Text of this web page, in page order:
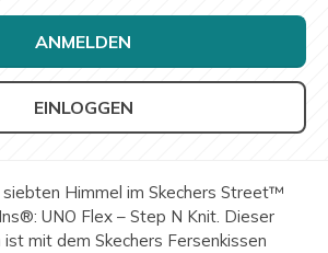
ANMELDEN
EINLOGGEN
siebten Himmel im Skechers Street™
UNO Flex – Step N Knit. Dieser
ist mit dem Skechers Fersenkissen